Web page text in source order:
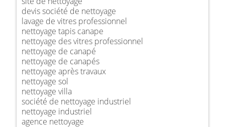
devis société de nettoyage
lavage de vitres professionnel
nettoyage tapis canape
nettoyage des vitres professionnel
nettoyage de canapé
nettoyage de canapés
nettoyage après travaux
nettoyage sol
nettoyage villa
société de nettoyage industriel
nettoyage industriel
agence nettoyage